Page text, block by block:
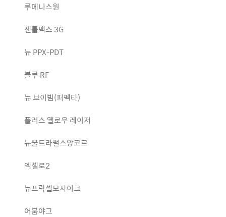
루메니스원
젠틀맥스 3G
뉴 PPX-PDT
블루 RF
뉴 브이빔(퍼펙타)
플러스 옐로우 레이저
뉴울트라펄스앙코르
엑셀로2
뉴프락셀모자이크
어붐야그